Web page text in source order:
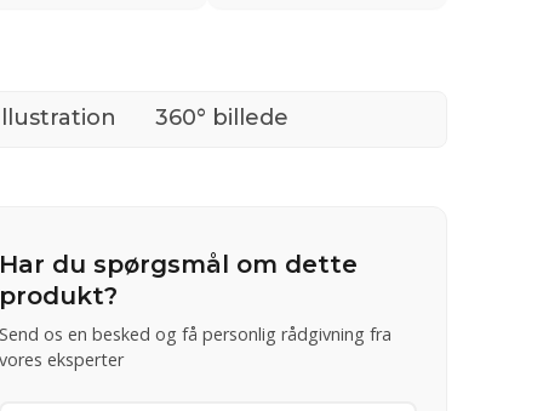
360° billede
Har du spørgsmål om dette
produkt?
Send os en besked og få personlig rådgivning fra
vores eksperter